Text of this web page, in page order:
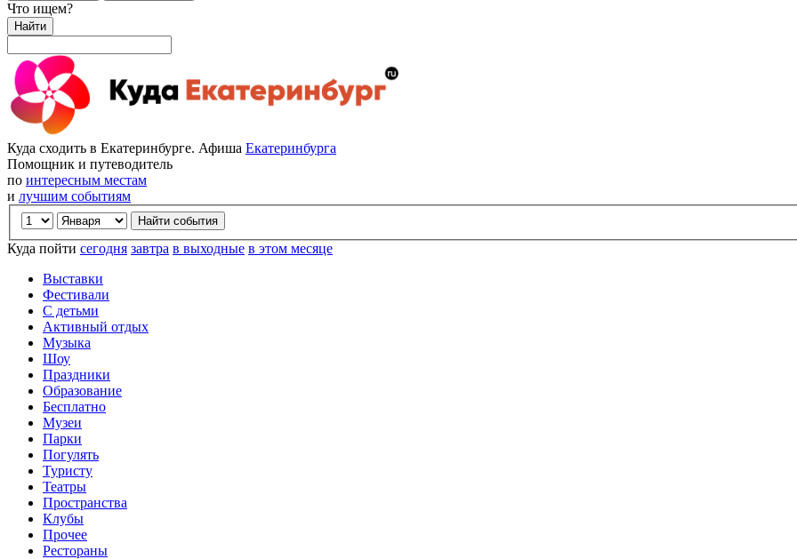
Что ищем?
Найти
Куда сходить в Екатеринбурге. Афиша Екатеринбурга
Помощник и путеводитель
по интересным местам
и лучшим событиям
Куда пойти сегодня завтра в выходные в этом месяце
Выставки
Фестивали
С детьми
Активный отдых
Музыка
Шоу
Праздники
Образование
Бесплатно
Музеи
Парки
Погулять
Туристу
Театры
Пространства
Клубы
Прочее
Рестораны